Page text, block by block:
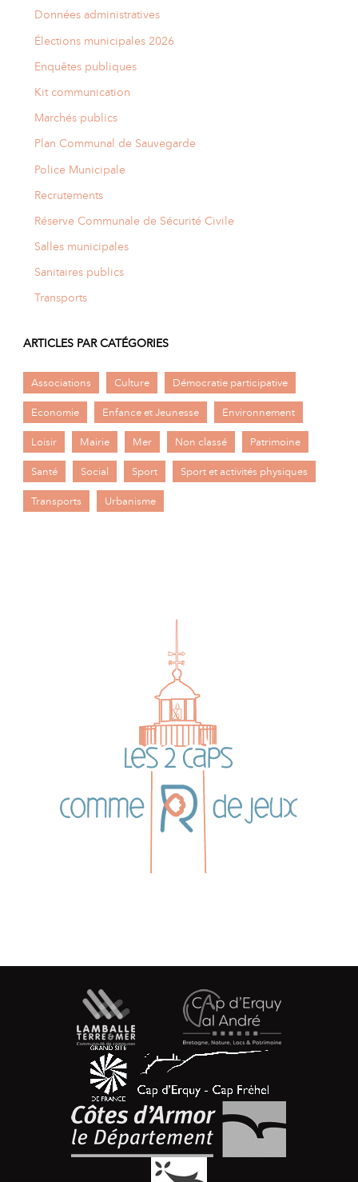
Données administratives
Élections municipales 2026
Enquêtes publiques
Kit communication
Marchés publics
Plan Communal de Sauvegarde
Police Municipale
Recrutements
Réserve Communale de Sécurité Civile
Salles municipales
Sanitaires publics
Transports
ARTICLES PAR CATÉGORIES
Associations Culture Démocratie participative
Economie Enfance et Jeunesse Environnement
Loisir Mairie Mer Non classé Patrimoine
Santé Social Sport Sport et activités physiques
Transports Urbanisme